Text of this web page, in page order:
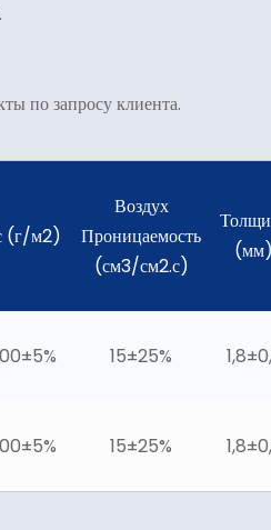
по запросу клиента.
(г/м2)
Воздух
Проницаемость
(см3/см2.с)
(мм)
15±25%
15±25%